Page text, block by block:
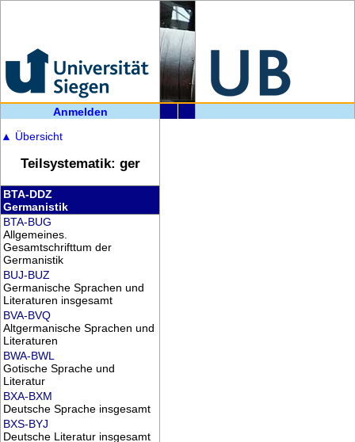
Anmelden
▲ Übersicht
Teilsystematik: ger
BTA-DDZ
Germanistik
BTA-BUG
Allgemeines.
Gesamtschrifttum der
Germanistik
BUJ-BUZ
Germanische Sprachen und
Literaturen insgesamt
BVA-BVQ
Altgermanische Sprachen und
Literaturen
BWA-BWL
Gotische Sprache und
Literatur
BXA-BXM
Deutsche Sprache insgesamt
BXS-BYJ
Deutsche Literatur insgesamt